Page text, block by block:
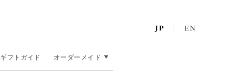
ギフトガイド オーダーメイド